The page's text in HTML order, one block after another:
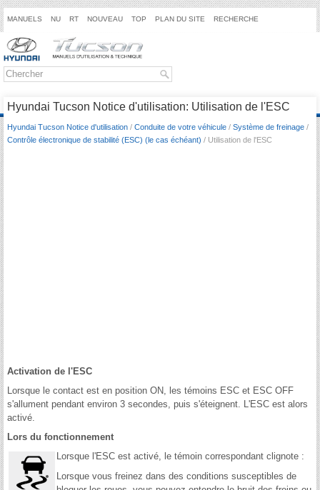
MANUELS NU RT NOUVEAU TOP PLAN DU SITE RECHERCHE
Hyundai Tucson Notice d'utilisation: Utilisation de l'ESC
Hyundai Tucson Notice d'utilisation / Conduite de votre véhicule / Système de freinage /
Contrôle électronique de stabilité (ESC) (le cas échéant) / Utilisation de l'ESC
Activation de l'ESC
Lorsque le contact est en position ON, les témoins ESC et ESC OFF
s'allument pendant environ 3 secondes, puis s'éteignent. L'ESC est alors
activé.
Lors du fonctionnement
Lorsque l'ESC est activé, le témoin correspondant clignote :
Lorsque vous freinez dans des conditions susceptibles de